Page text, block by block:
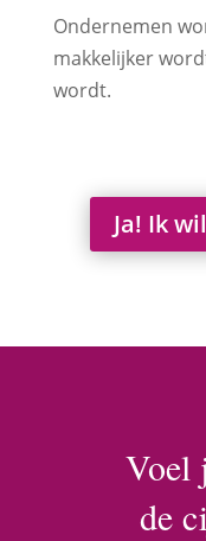
Ondernemen
makkelijker
wordt.
Ja! Ik
Voel
de